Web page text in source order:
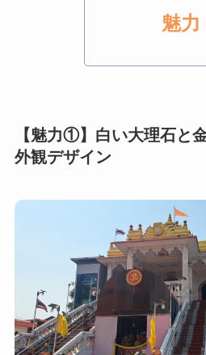
魅力
【魅力①】白い大理石と
外観デザイン